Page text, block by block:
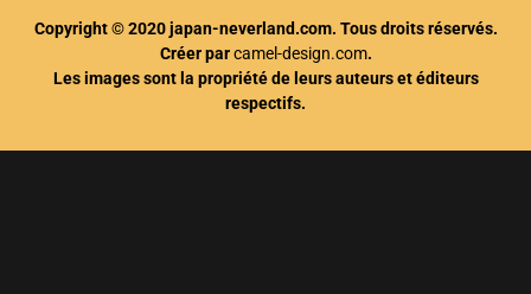
Copyright © 2020 japan-neverland.com. Tous droits réservés.
Créer parcamel-design.com.
Les images sont la propriété de leurs auteurs et éditeurs
respectifs.